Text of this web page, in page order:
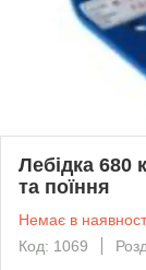
Лебідка 680
та поїння
Немає в
Код: 1069